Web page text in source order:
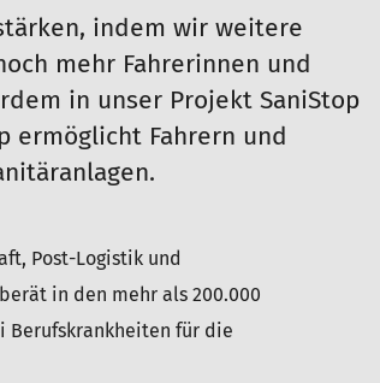
indem wir weitere
mehr Fahrerinnen und
in unser Projekt SaniStop
ermöglicht Fahrern und
Post-Logistik und
in den mehr als 200.000
Berufskrankheiten für die